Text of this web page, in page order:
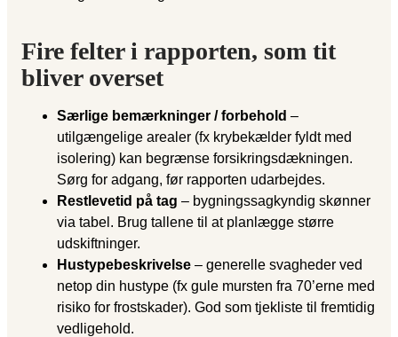
Fire felter i rapporten, som tit
bliver overset
Særlige bemærkninger / forbehold –
utilgængelige arealer (fx krybekælder fyldt med
isolering) kan begrænse forsikrings­dækningen.
Sørg for adgang, før rapporten udarbejdes.
Restlevetid på tag – bygningssagkyndig skønner
via tabel. Brug tallene til at planlægge større
udskiftninger.
Hustypebeskrivelse – generelle svagheder ved
netop din hustype (fx gule mursten fra 70’erne med
risiko for frostskader). God som tjekliste til fremtidig
vedligehold.